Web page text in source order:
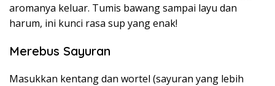
aromanya keluar. Tumis bawang sampai layu dan
harum, ini kunci rasa sup yang enak!
Merebus Sayuran
Masukkan kentang dan wortel (sayuran yang lebih